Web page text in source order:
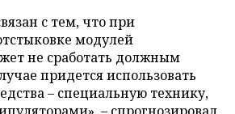
с тем, что при
модулей
не сработать должным
придется использовать
– специальную технику,